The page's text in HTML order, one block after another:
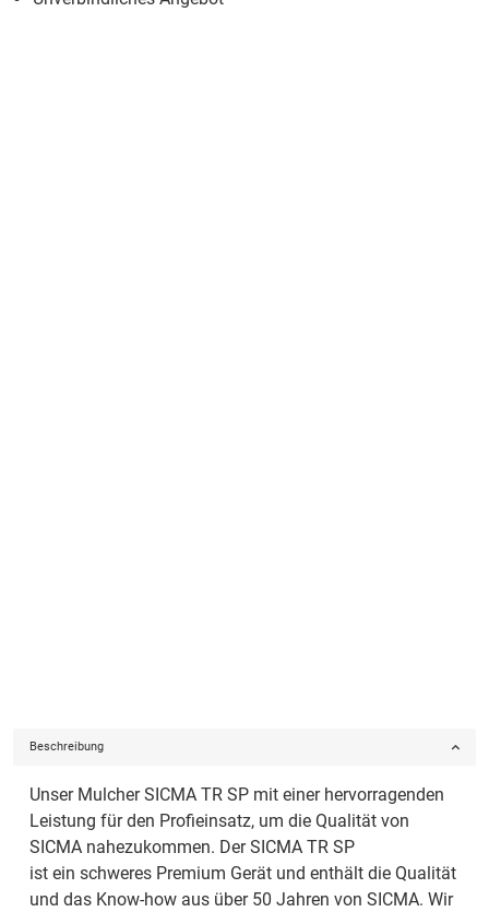
Beschreibung
Unser Mulcher SICMA TR SP mit einer hervorragenden
Leistung für den Profieinsatz, um die Qualität von
SICMA nahezukommen. Der SICMA TR SP
ist ein schweres Premium Gerät und enthält die Qualität
und das Know-how aus über 50 Jahren von SICMA. Wir